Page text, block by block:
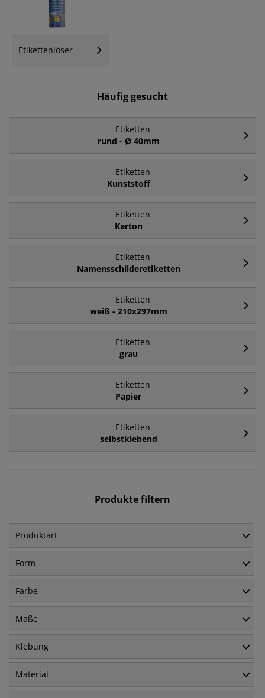
Etikettenlöser
Häufig gesucht
Etiketten
rund - Ø 40mm
Etiketten
Kunststoff
Etiketten
Karton
Etiketten
Namensschilderetiketten
Etiketten
weiß - 210x297mm
Etiketten
grau
Etiketten
Papier
Etiketten
selbstklebend
Produkte filtern
Produktart
Form
Farbe
Maße
Klebung
Material